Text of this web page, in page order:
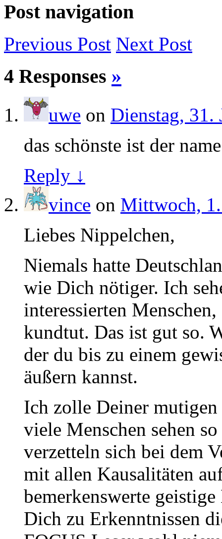
Post navigation
Previous Post Next Post
4 Responses »
uwe on Dienstag, 31.
das schönste ist der
Reply ↓
vince on Mittwoch,
Liebes Nippelchen,
Niemals hatte
wie Dich nötiger. Ich
interessierten
kundtut. Das ist gut so.
der du bis zu einem
äußern kannst.
Ich zolle Deiner
viele Menschen sehen
verzetteln sich bei dem
mit allen Kausalitäten
bemerkenswerte
Dich zu Erkenntnissen